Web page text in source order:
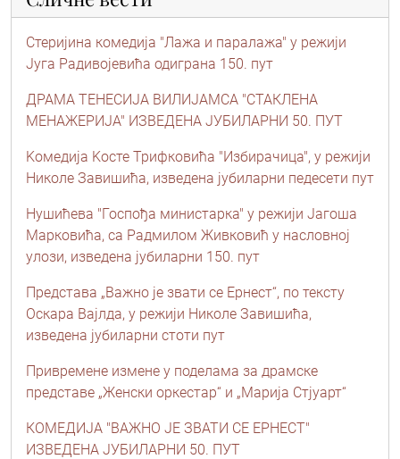
Стеријина комедија "Лажа и паралажа" у режији
Југа Радивојевића одиграна 150. пут
ДРАМА ТЕНЕСИЈА ВИЛИЈАМСА "СТАКЛЕНА
МЕНАЖЕРИЈА" ИЗВЕДЕНА ЈУБИЛАРНИ 50. ПУТ
Kомедија Kосте Трифковића "Избирачица", у режији
Николе Завишића, изведена јубиларни педесети пут
Нушићева "Госпођа министарка" у режији Јагоша
Марковића, са Радмилом Живковић у насловној
улози, изведена јубиларни 150. пут
Представа „Важно је звати се Ернест“, по тексту
Оскара Вајлда, у режији Николе Завишића,
изведена јубиларни стоти пут
Привремене измене у поделама за драмске
представе „Женски оркестар“ и „Марија Стјуарт“
КОМЕДИЈА "ВАЖНО ЈЕ ЗВАТИ СЕ ЕРНЕСТ"
ИЗВЕДЕНА ЈУБИЛАРНИ 50. ПУТ